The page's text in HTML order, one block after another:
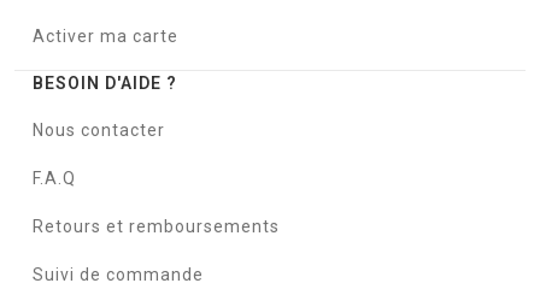
Activer ma carte
BESOIN D'AIDE ?
Nous contacter
F.A.Q
Retours et remboursements
Suivi de commande